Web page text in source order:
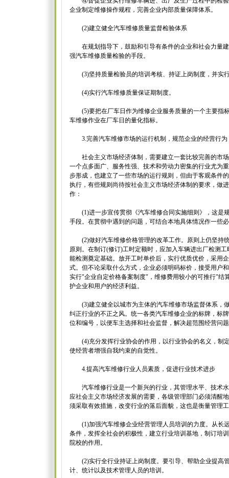
企业制定维修操作规程，完善企业内部质量保障体系。
(2)建立健全汽车维修质量监督检验体系
在规划指导下，鼓励和引导有条件的企业和社会力量建
强汽车维修质量检验的手段。
(3)坚持质量检验员的培训考核、持证上岗制度，并实
(4)实行汽车维修质量保证期制度。
(5)要把在厂车日作为维修企业服务质量的一个主要指
车维修作业在厂车日的量化指标。
3.完善汽车维修市场的运行机制，规范企业的经营行为
社会主义市场经济体制，需要建立一套比较完善的市场
一个点多面广、服务性强、技术和劳动力密集的行业尤为
步形成，也建立了一些市场的运行规则，但由于客观条件
执行，有些规则尚待按社会主义市场经济体制的要求，做
作：
(1)进一步宣传贯彻《汽车维修合同实施细则》，这是
手段。在贯彻中遇到的问题，可结合本地具体情况作一些
(2)做好汽车维修价格管理的改革工作。原则上仍坚持
原则。在制订(修订)工时定额时，应加入车辆进出厂检测
能检测奠定基础。放开工时单价后，实行优质优价，采用
式。但不论采取什么方式，企业必须明码标价，接受用户
实行"企业自定价格备案制度"，维修费用较小的可推行"结
护企业和用户的经济利益。
(3)建立健全以城市为主体的汽车维修市场监督体系，
纠正行业的不正之风。统一各类汽车维修企业的标牌，标
位和编号，以便车主选择和社会监督，解决超范围经营问
(4)充分发挥行业协会的作用，以行业协会的名义，制
使经营者增强自我约束的自觉性。
4.提高汽车维修行业人员素质，促进行业技术进步
汽车维修行业是一个新兴的行业，其管理水平、技术水
应社会主义市场经济发展的需要，各级管理部门必须清醒
须采取有效措施，改变行业的落后面貌，这也是衡量管理
(1)加强汽车维修企业经营管理人员培训的力度。从长
条件，发挥全社会的积极性，建立行业培训基地，制订培
院校的作用。
(2)实行全行业持证上岗制度。要引导、帮助企业提高
计、统计以及技术管理人员的培训。